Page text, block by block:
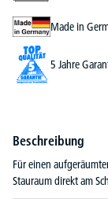
Made in
5 Jahre
Beschreibung
Für einen
Stauraum direkt am